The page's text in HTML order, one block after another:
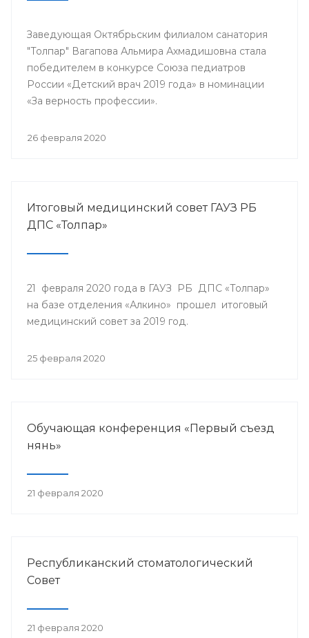
Заведующая Октябрьским филиалом санатория
"Толпар" Вагапова Альмира Ахмадишовна стала
победителем в конкурсе Союза педиатров
России «Детский врач 2019 года» в номинации
«За верность профессии».
26 февраля 2020
Итоговый медицинский совет ГАУЗ РБ
ДПС «Толпар»
21 февраля 2020 года в ГАУЗ РБ ДПС «Толпар»
на базе отделения «Алкино» прошел итоговый
медицинский совет за 2019 год.
25 февраля 2020
Обучающая конференция «Первый съезд
нянь»
21 февраля 2020
Республиканский стоматологический
Совет
21 февраля 2020